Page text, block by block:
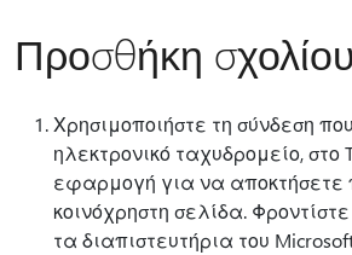
Προσθήκη σχολίου
Χρησιμοποιήστε τη σύνδεση
ηλεκτρονικό ταχυδρομείο, στο
εφαρμογή για να αποκτήσετε
κοινόχρηστη σελίδα.
τα διαπιστευτήρια του